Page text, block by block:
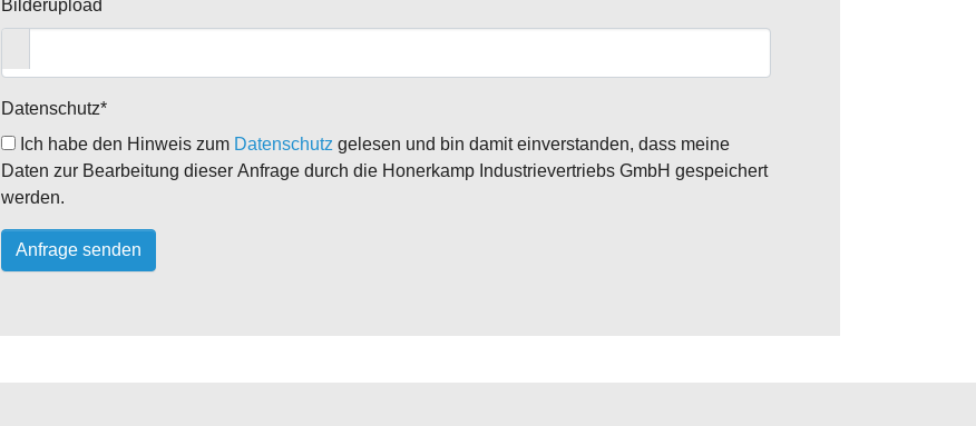
Bilderupload
Datenschutz*
Ich habe den Hinweis zum Datenschutz gelesen und bin damit einverstanden, dass meine
Daten zur Bearbeitung dieser Anfrage durch die Honerkamp Industrievertriebs GmbH gespeichert
werden.